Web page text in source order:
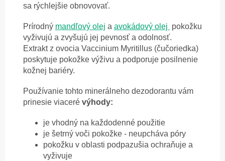
sa rýchlejšie obnovovať.
Prírodný mandľový olej a avokádový olej pokožku
vyživujú a zvyšujú jej pevnosť a odolnosť.
Extrakt z ovocia Vaccinium Myritillus (čučoriedka)
poskytuje pokožke výživu a podporuje posilnenie
kožnej bariéry.
Používanie tohto minerálneho dezodorantu vám
prinesie viaceré výhody:
je vhodný na každodenné použitie
je šetrný voči pokožke - neupcháva póry
pokožku v oblasti podpazušia ochraňuje a
vyživuje